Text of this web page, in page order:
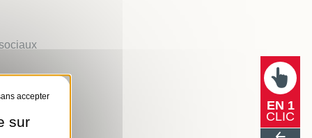
EN 1
CLIC
sur